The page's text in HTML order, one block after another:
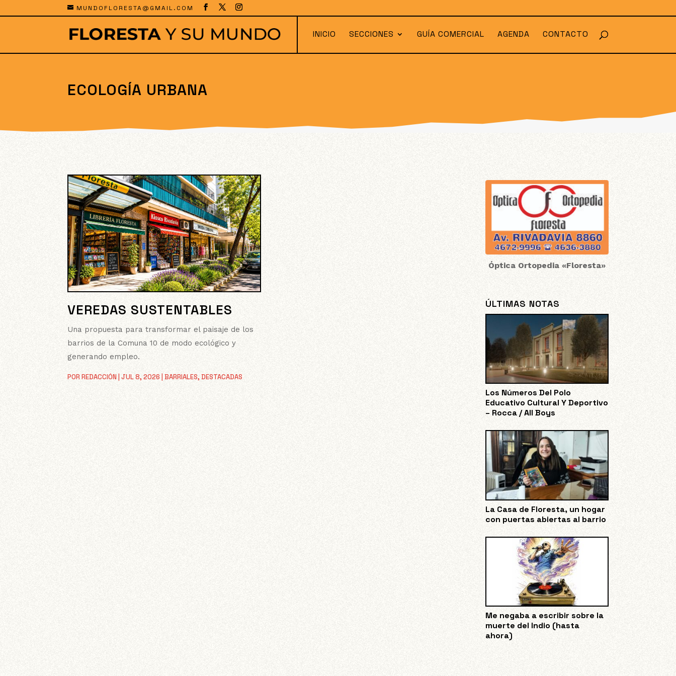
MUNDOFLORESTA@GMAIL.COM
INICIO SECCIONES GUÍA COMERCIAL AGENDA CONTACTO
ECOLOGÍA URBANA
VEREDAS SUSTENTABLES
PORREDACCIÓN |JUL 8, 2026 |BARRIALES,DESTACADAS
Una propuesta para transformar el paisaje de los
barrios de la Comuna 10 de modo ecológico y
generando empleo.
Óptica Ortopedia «Floresta»
ÚLTIMAS NOTAS
Los Números Del Polo
Educativo Cultural Y Deportivo
– Rocca / All Boys
La Casa de Floresta, un hogar
con puertas abiertas al barrio
Me negaba a escribir sobre la
muerte del Indio (hasta
ahora)